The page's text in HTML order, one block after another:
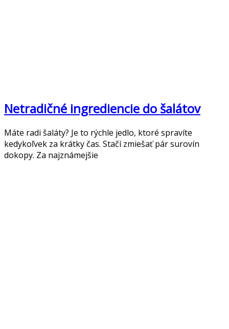
Netradičné ingrediencie do šalátov
Máte radi šaláty? Je to rýchle jedlo, ktoré spravíte
kedykoľvek za krátky čas. Stačí zmiešať pár surovín
dokopy. Za najznámejšie